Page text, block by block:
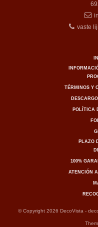
vaste
TÉRMINOS Y
POLÍTICA
PLAZO
100%
ATENCIÓN
© Copyright 2026 DecoVista -